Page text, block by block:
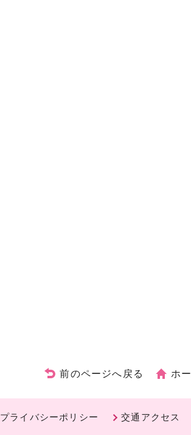
前のページへ戻る ホ
プライバシーポリシー 交通アクセス